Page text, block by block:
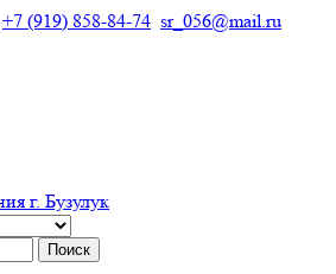
+7 (919) 858-84-74 sr_056@mail.ru
Поиск